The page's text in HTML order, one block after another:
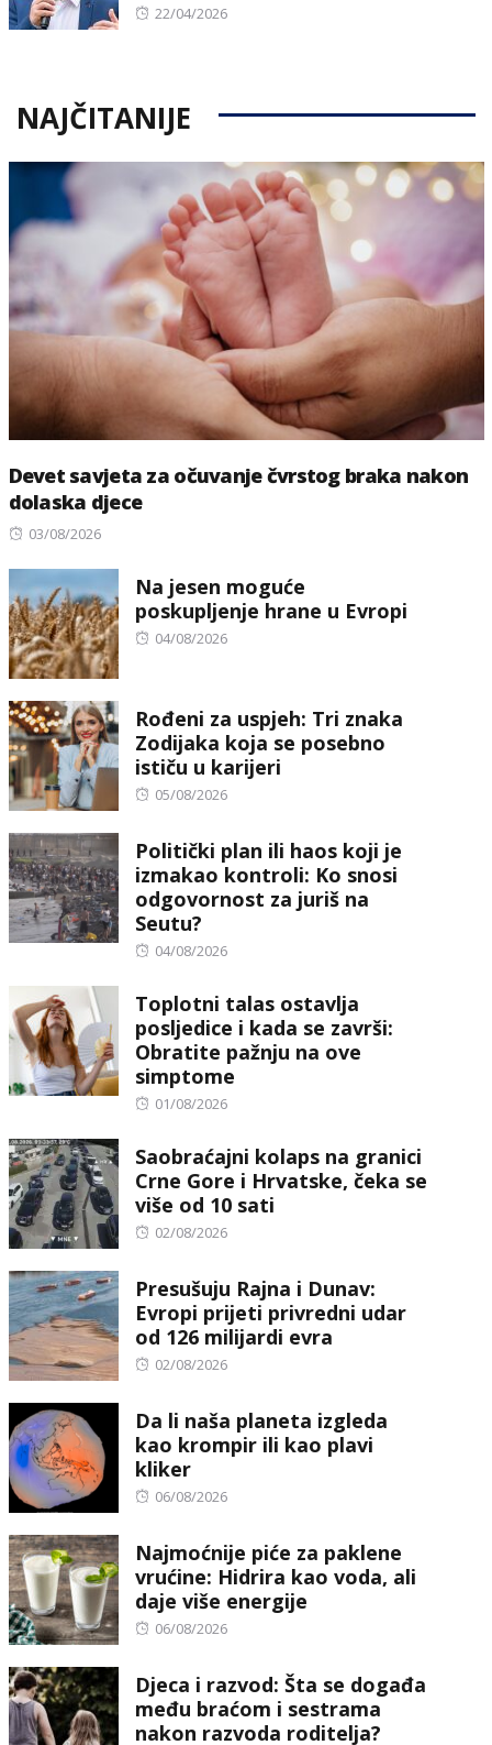
Posted
22/04/2026
NAJČITANIJE
Devet savjeta za očuvanje čvrstog braka nakon
dolaska djece
Posted
03/08/2026
Na jesen moguće
poskupljenje hrane u Evropi
Posted
04/08/2026
Rođeni za uspjeh: Tri znaka
Zodijaka koja se posebno
ističu u karijeri
Posted
05/08/2026
Politički plan ili haos koji je
izmakao kontroli: Ko snosi
odgovornost za juriš na
Seutu?
Posted
04/08/2026
Toplotni talas ostavlja
posljedice i kada se završi:
Obratite pažnju na ove
simptome
Posted
01/08/2026
Saobraćajni kolaps na granici
Crne Gore i Hrvatske, čeka se
više od 10 sati
Posted
02/08/2026
Presušuju Rajna i Dunav:
Evropi prijeti privredni udar
od 126 milijardi evra
Posted
02/08/2026
Da li naša planeta izgleda
kao krompir ili kao plavi
kliker
Posted
06/08/2026
Najmoćnije piće za paklene
vrućine: Hidrira kao voda, ali
daje više energije
Posted
06/08/2026
Djeca i razvod: Šta se događa
među braćom i sestrama
nakon razvoda roditelja?